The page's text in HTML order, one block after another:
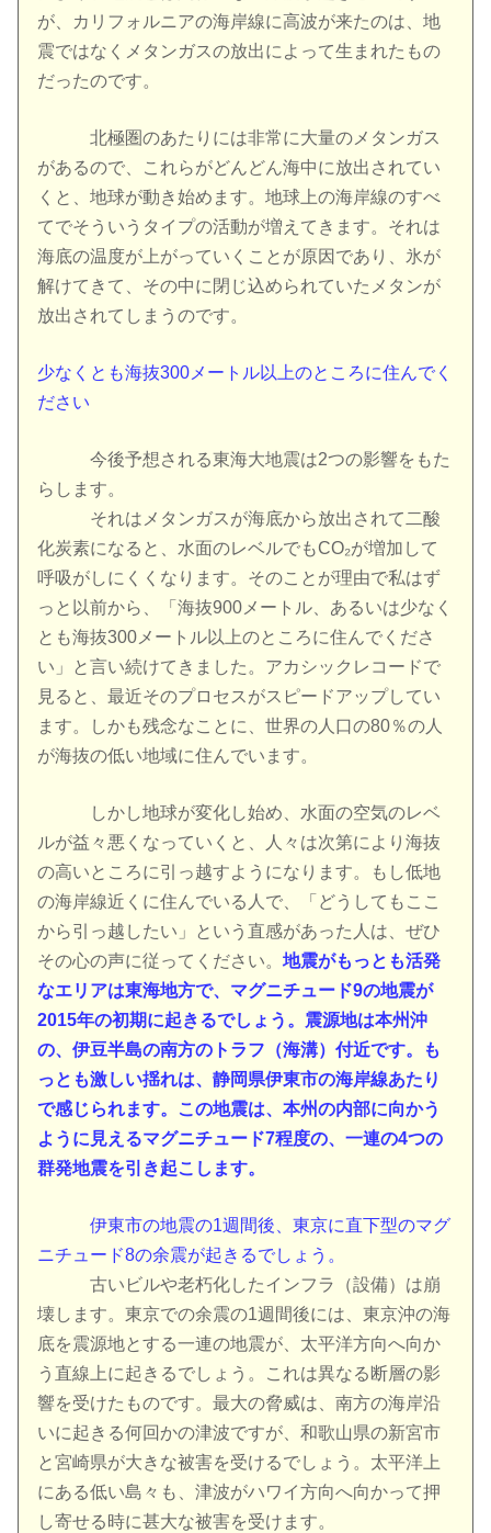
が、カリフォルニアの海岸線に高波が来たのは、地
震ではなくメタンガスの放出によって生まれたもの
だったのです。
北極圏のあたりには非常に大量のメタンガス
があるので、これらがどんどん海中に放出されてい
くと、地球が動き始めます。地球上の海岸線のすべ
てでそういうタイプの活動が増えてきます。それは
海底の温度が上がっていくことが原因であり、氷が
解けてきて、その中に閉じ込められていたメタンが
放出されてしまうのです。
少なくとも海抜300メートル以上のところに住んでく
ださい
今後予想される東海大地震は2つの影響をもた
らします。
それはメタンガスが海底から放出されて二酸
化炭素になると、水面のレベルでもCO₂が増加して
呼吸がしにくくなります。そのことが理由で私はず
っと以前から、「海抜900メートル、あるいは少なく
とも海抜300メートル以上のところに住んでくださ
い」と言い続けてきました。アカシックレコードで
見ると、最近そのプロセスがスピードアップしてい
ます。しかも残念なことに、世界の人口の80％の人
が海抜の低い地域に住んでいます。
しかし地球が変化し始め、水面の空気のレベ
ルが益々悪くなっていくと、人々は次第により海抜
の高いところに引っ越すようになります。もし低地
の海岸線近くに住んでいる人で、「どうしてもここ
から引っ越したい」という直感があった人は、ぜひ
その心の声に従ってください。地震がもっとも活発
なエリアは東海地方で、マグニチュード9の地震が
2015年の初期に起きるでしょう。震源地は本州沖
の、伊豆半島の南方のトラフ（海溝）付近です。も
っとも激しい揺れは、静岡県伊東市の海岸線あたり
で感じられます。この地震は、本州の内部に向かう
ように見えるマグニチュード7程度の、一連の4つの
群発地震を引き起こします。
伊東市の地震の1週間後、東京に直下型のマグ
ニチュード8の余震が起きるでしょう。
古いビルや老朽化したインフラ（設備）は崩
壊します。東京での余震の1週間後には、東京沖の海
底を震源地とする一連の地震が、太平洋方向へ向か
う直線上に起きるでしょう。これは異なる断層の影
響を受けたものです。最大の脅威は、南方の海岸沿
いに起きる何回かの津波ですが、和歌山県の新宮市
と宮崎県が大きな被害を受けるでしょう。太平洋上
にある低い島々も、津波がハワイ方向へ向かって押
し寄せる時に甚大な被害を受けます。